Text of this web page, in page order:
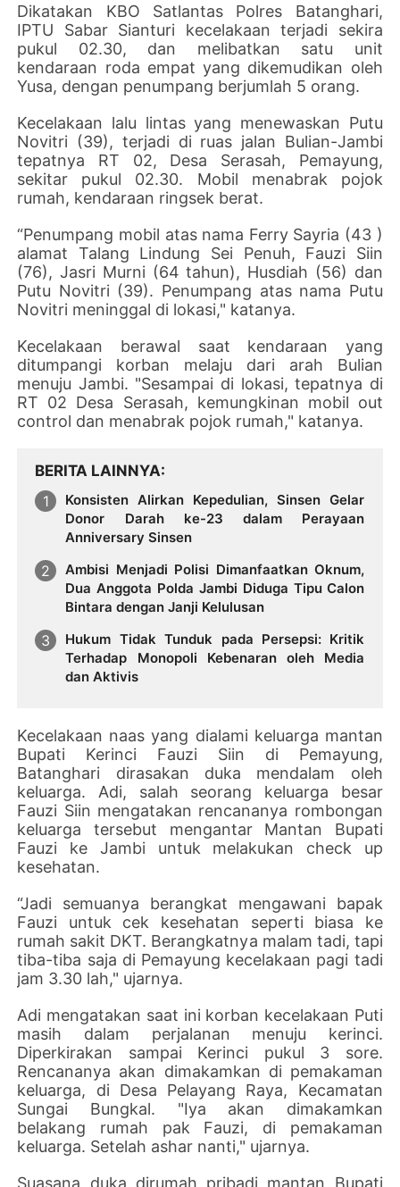
Dikatakan KBO Satlantas Polres Batanghari,
IPTU Sabar Sianturi kecelakaan terjadi sekira
pukul 02.30, dan melibatkan satu unit
kendaraan roda empat yang dikemudikan oleh
Yusa, dengan penumpang berjumlah 5 orang.
Kecelakaan lalu lintas yang menewaskan Putu
Novitri (39), terjadi di ruas jalan Bulian-Jambi
tepatnya RT 02, Desa Serasah, Pemayung,
sekitar pukul 02.30. Mobil menabrak pojok
rumah, kendaraan ringsek berat.
“Penumpang mobil atas nama Ferry Sayria (43 )
alamat Talang Lindung Sei Penuh, Fauzi Siin
(76), Jasri Murni (64 tahun), Husdiah (56) dan
Putu Novitri (39). Penumpang atas nama Putu
Novitri meninggal di lokasi," katanya.
Kecelakaan berawal saat kendaraan yang
ditumpangi korban melaju dari arah Bulian
menuju Jambi. "Sesampai di lokasi, tepatnya di
RT 02 Desa Serasah, kemungkinan mobil out
control dan menabrak pojok rumah," katanya.
BERITA LAINNYA
Konsisten Alirkan Kepedulian, Sinsen Gelar
Donor Darah ke-23 dalam Perayaan
Anniversary Sinsen
Ambisi Menjadi Polisi Dimanfaatkan Oknum,
Dua Anggota Polda Jambi Diduga Tipu Calon
Bintara dengan Janji Kelulusan
Hukum Tidak Tunduk pada Persepsi: Kritik
Terhadap Monopoli Kebenaran oleh Media
dan Aktivis
Kecelakaan naas yang dialami keluarga mantan
Bupati Kerinci Fauzi Siin di Pemayung,
Batanghari dirasakan duka mendalam oleh
keluarga. Adi, salah seorang keluarga besar
Fauzi Siin mengatakan rencananya rombongan
keluarga tersebut mengantar Mantan Bupati
Fauzi ke Jambi untuk melakukan check up
kesehatan.
“Jadi semuanya berangkat mengawani bapak
Fauzi untuk cek kesehatan seperti biasa ke
rumah sakit DKT. Berangkatnya malam tadi, tapi
tiba-tiba saja di Pemayung kecelakaan pagi tadi
jam 3.30 lah," ujarnya.
Adi mengatakan saat ini korban kecelakaan Puti
masih dalam perjalanan menuju kerinci.
Diperkirakan sampai Kerinci pukul 3 sore.
Rencananya akan dimakamkan di pemakaman
keluarga, di Desa Pelayang Raya, Kecamatan
Sungai Bungkal. "Iya akan dimakamkan
belakang rumah pak Fauzi, di pemakaman
keluarga. Setelah ashar nanti," ujarnya.
Suasana duka dirumah pribadi mantan Bupati